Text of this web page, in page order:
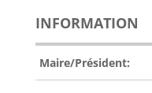
INFORMATION
Maire/Président: